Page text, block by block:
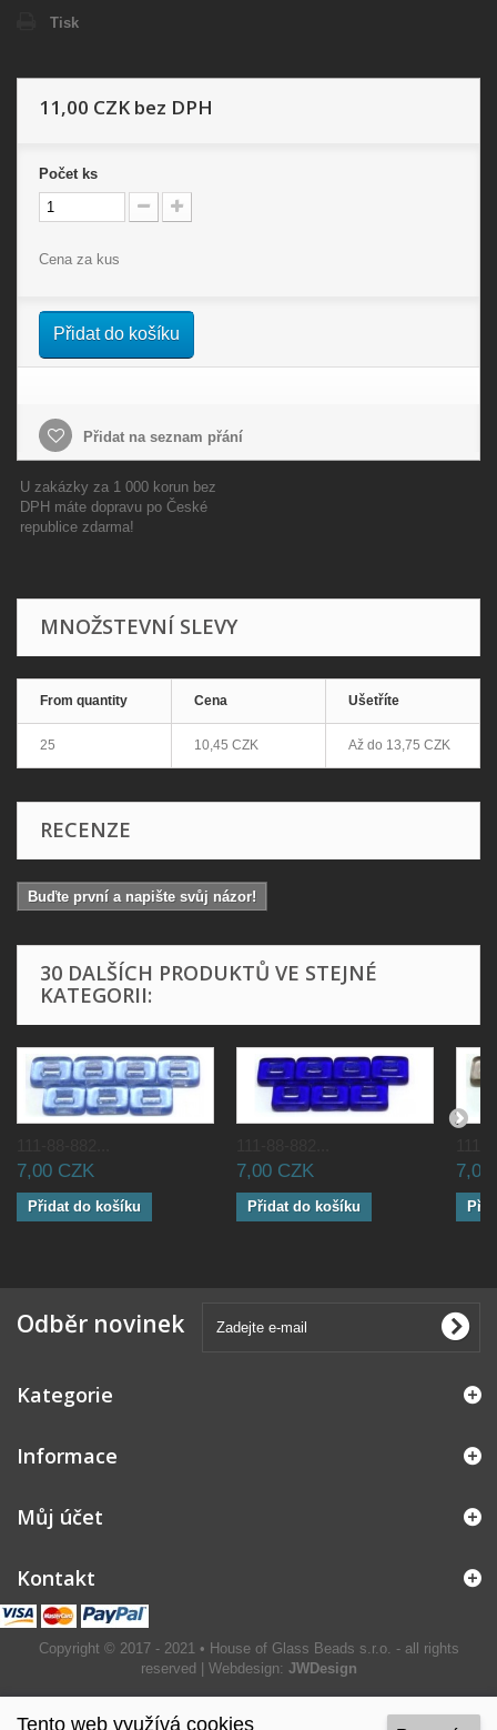
Tisk
11,00 CZK bez DPH
Počet ks
Cena za kus
Přidat do košíku
Přidat na seznam přání
U zakázky za 1 000 korun bez
DPH máte dopravu po České
republice zdarma!
MNOŽSTEVNÍ SLEVY
From quantity Cena Ušetříte
25 10,45 CZK Až do 13,75 CZK
RECENZE
Buďte první a napište svůj názor!
30 DALŠÍCH PRODUKTŮ VE STEJNÉ
KATEGORII:
7,00 CZK
Přidat do košíku
7,00 CZK
Přidat do košíku
7,00
Odběr novinek
Kategorie
Informace
Můj účet
Kontakt
Copyright © 2017 - 2021 • House of Glass Beads s.r.o. - all rights
reserved | Webdesign: JWDesign
Tento web využívá cookies